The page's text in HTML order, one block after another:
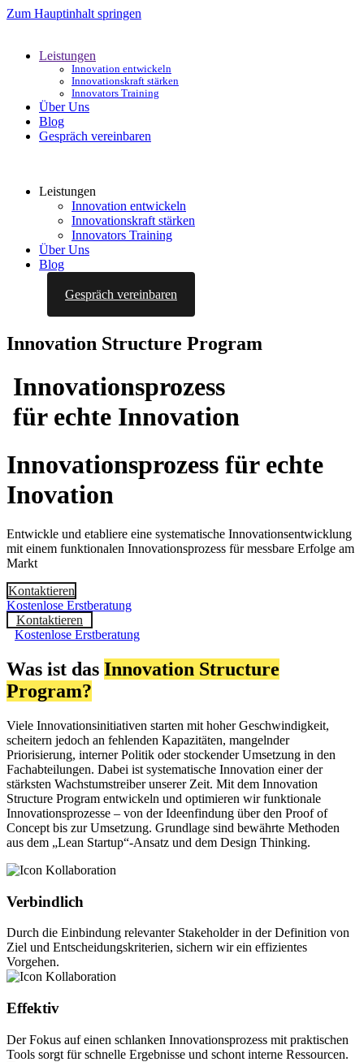
Zum Hauptinhalt springen
Leistungen
Innovation entwickeln
Innovationskraft stärken
Innovators Training
Über Uns
Blog
Gespräch vereinbaren
Leistungen
Innovation entwickeln
Innovationskraft stärken
Innovators Training
Über Uns
Blog
Gespräch vereinbaren
Innovation Structure Program
Innovationsprozess
für echte Innovation
Innovations­prozess für echte
Inovation
Entwickle und etabliere eine systematische Innovations­entwicklung
mit einem funktionalen Innovationsprozess für messbare Erfolge am
Markt
Kontaktieren
Kostenlose Erstberatung
Kontaktieren
Kostenlose Erstberatung
Was ist das Innovation Structure
Program?
Viele Innovationsinitiativen starten mit hoher Geschwindigkeit,
scheitern jedoch an fehlenden Kapazitäten, mangelnder
Priorisierung, interner Politik oder stockender Umsetzung in den
Fachabteilungen. Dabei ist systematische Innovation einer der
stärksten Wachstumstreiber unserer Zeit. Mit dem Innovation
Structure Program entwickeln und optimieren wir funktionale
Innovationsprozesse – von der Ideenfindung über den Proof of
Concept bis zur Umsetzung. Grundlage sind bewährte Methoden
aus dem „Lean Startup“-Ansatz und dem Design Thinking.
Verbindlich
Durch die Einbindung relevanter Stakeholder in der Definition von
Ziel und Entscheidungskriterien, sichern wir ein effizientes
Vorgehen.
Effektiv
Der Fokus auf einen schlanken Innovationsprozess mit praktischen
Tools sorgt für schnelle Ergebnisse und schont interne Ressourcen.